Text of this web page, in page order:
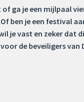
ga je een mijlpaal
ben je een festival
je vast en zeker dat
de beveiligers van